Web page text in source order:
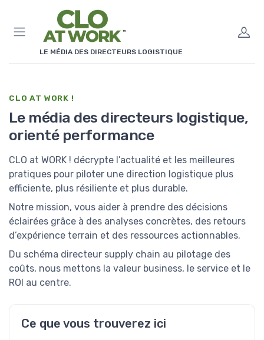
LE MÉDIA DES DIRECTEURS LOGISTIQUE
CLO AT WORK !
Le média des directeurs logistique,
orienté performance
CLO at WORK ! décrypte l’actualité et les meilleures
pratiques pour piloter une direction logistique plus
efficiente, plus résiliente et plus durable.
Notre mission, vous aider à prendre des décisions
éclairées grâce à des analyses concrètes, des retours
d’expérience terrain et des ressources actionnables.
Du schéma directeur supply chain au pilotage des
coûts, nous mettons la valeur business, le service et le
ROI au centre.
Ce que vous trouverez ici
Panneau de gestion des cookies